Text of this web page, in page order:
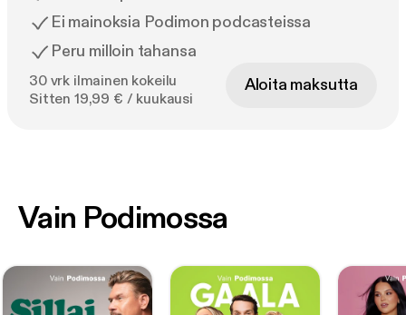
Ei mainoksia Podimon podcasteissa
Peru milloin tahansa
30 vrk ilmainen kokeilu
Sitten 19,99 € / kuukausi
Aloita maksutta
Vain Podimossa